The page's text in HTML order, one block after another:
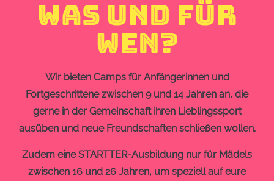
WAS UND FÜR
WEN?
Wir bieten Camps für Anfängerinnen und
Fortgeschrittene zwischen 9 und 14 Jahren an, die
gerne in der Gemeinschaft ihren Lieblingssport
ausüben und neue Freundschaften schließen wollen.
Zudem eine STARTTER-Ausbildung nur für Mädels
zwischen 16 und 26 Jahren, um speziell auf eure